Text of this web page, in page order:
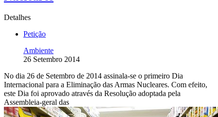
Detalhes
Petição
Ambiente
26 Setembro 2014
No dia 26 de Setembro de 2014 assinala-se o primeiro Dia
Internacional para a Eliminação das Armas Nucleares. Com efeito,
este Dia foi aprovado através da Resolução adoptada pela
Assembleia-geral das